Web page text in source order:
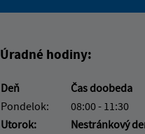
Úradné hodiny:
Deň Čas doobeda
Pondelok:
08:00 - 11:30
Utorok:
Nestránkový